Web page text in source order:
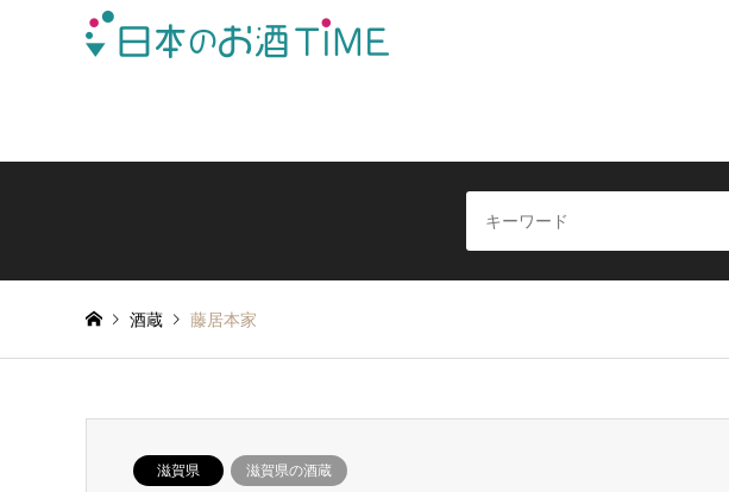
酒蔵 藤居本家
滋賀県 滋賀県の酒蔵